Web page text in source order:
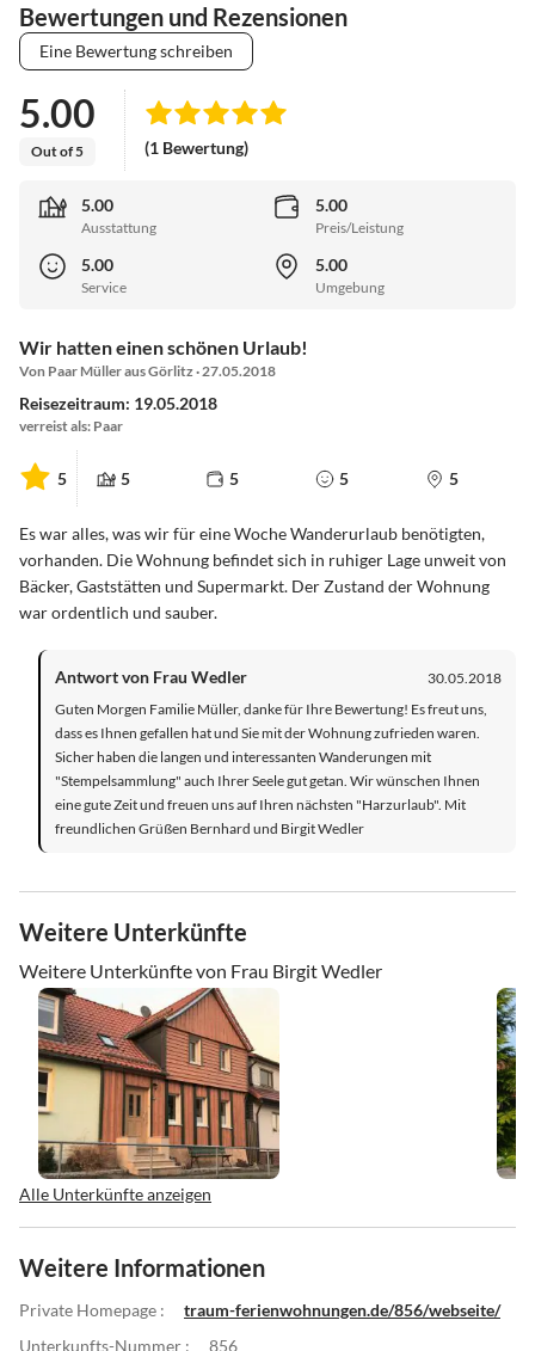
Bewertungen und Rezensionen
Eine Bewertung schreiben
5.00
Out of 5 (1 Bewertung)
5.00
Ausstattung
5.00
Preis/Leistung
5.00
Service
5.00
Umgebung
Wir hatten einen schönen Urlaub!
Von Paar Müller aus Görlitz · 27.05.2018
Reisezeitraum: 19.05.2018
verreist als: Paar
5 5 5 5 5
Es war alles, was wir für eine Woche Wanderurlaub benötigten,
vorhanden. Die Wohnung befindet sich in ruhiger Lage unweit von
Bäcker, Gaststätten und Supermarkt. Der Zustand der Wohnung
war ordentlich und sauber.
Antwort von Frau Wedler
30.05.2018
Guten Morgen Familie Müller, danke für Ihre Bewertung! Es freut uns,
dass es Ihnen gefallen hat und Sie mit der Wohnung zufrieden waren.
Sicher haben die langen und interessanten Wanderungen mit
"Stempelsammlung" auch Ihrer Seele gut getan. Wir wünschen Ihnen
eine gute Zeit und freuen uns auf Ihren nächsten "Harzurlaub". Mit
freundlichen Grüßen Bernhard und Birgit Wedler
Weitere Unterkünfte
Weitere Unterkünfte von Frau Birgit Wedler
Alle Unterkünfte anzeigen
Weitere Informationen
Private Homepage :
traum-ferienwohnungen.de/856/webseite/
Unterkunfts-Nummer :
856